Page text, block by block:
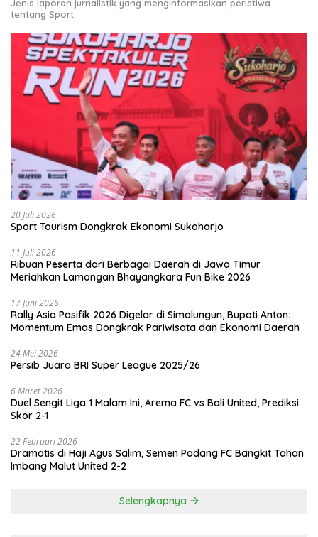
Jenis laporan jurnalistik yang menginformasikan peristiwa
tentang Sport
20 Juli 2026
Sport Tourism Dongkrak Ekonomi Sukoharjo
11 Juli 2026
Ribuan Peserta dari Berbagai Daerah di Jawa Timur
Meriahkan Lamongan Bhayangkara Fun Bike 2026
17 Juni 2026
Rally Asia Pasifik 2026 Digelar di Simalungun, Bupati Anton:
Momentum Emas Dongkrak Pariwisata dan Ekonomi Daerah
24 Mei 2026
Persib Juara BRI Super League 2025/26
6 Maret 2026
Duel Sengit Liga 1 Malam Ini, Arema FC vs Bali United, Prediksi
Skor 2-1
22 Februari 2026
Dramatis di Haji Agus Salim, Semen Padang FC Bangkit Tahan
Imbang Malut United 2-2
Selengkapnya